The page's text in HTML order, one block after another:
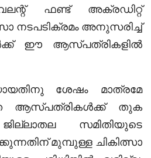
ഫണ്ട് അക്രഡിറ്റ്
നടപടിക്രമം അനുസരിച്ച്
ഈ ആസ്പത്രികളില്‍
ശേഷം മാത്രമേ
ആസ്പത്രികള്‍ക്ക് തുക
സമിതിയുടെ
മുമ്പുള്ള ചികിത്സാ